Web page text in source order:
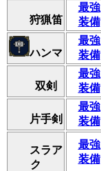
狩猟笛
最強
装備
ハンマ
最強
装備
双剣
最強
装備
片手剣
最強
装備
スラア
ク
最強
装備